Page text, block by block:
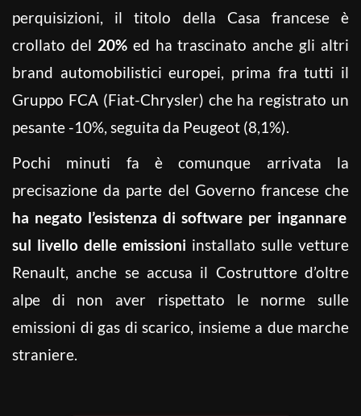
perquisizioni, il titolo della Casa francese è
crollato del 20%ed ha trascinato anche gli altri
brand automobilistici europei, prima fra tutti il
Gruppo FCA (Fiat-Chrysler) che ha registrato un
pesante -10%, seguita da Peugeot (8,1%).
Pochi minuti fa è comunque arrivata la
precisazione da parte del Governo francese che
ha negato l’esistenza di software per ingannare
sul livello delle emissioni installato sulle vetture
Renault, anche se accusa il Costruttore d’oltre
alpe di non aver rispettato le norme sulle
emissioni di gas di scarico, insieme a due marche
straniere.